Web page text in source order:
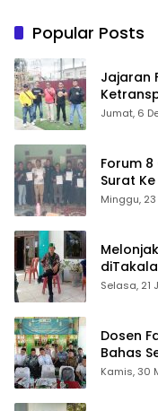
Popular Posts
Jajaran
Damkar
Jumat, 6
Forum
Surat
Matel di
Minggu,
angkat
Selasa, 21
Dosen
Bahas
Ijtima
Kamis, 30